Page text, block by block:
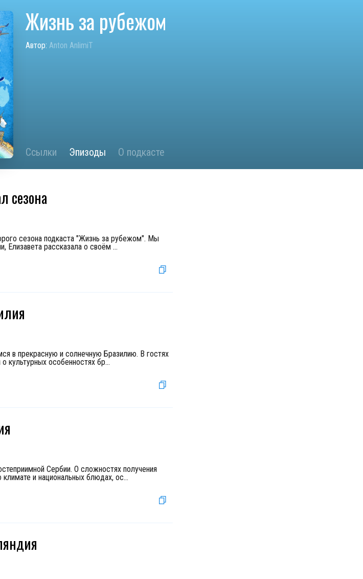
Жизнь за рубежом
Автор: Anton AnlimiT
Ссылки Эпизоды О подкасте
сезона
сезона подкаста "Жизнь за рубежом". Мы
Елизавета рассказала о своём ...
в прекрасную и солнечную Бразилию. В гостях
культурных особенностях бр...
Сербии. О сложностях получения
и национальных блюдах, ос...